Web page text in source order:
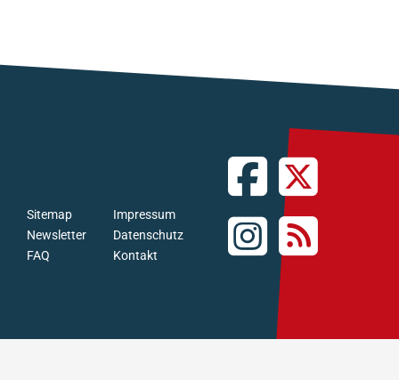
FAQ
Newsletter
Sitemap
Kontakt
Datenschutz
Impressum